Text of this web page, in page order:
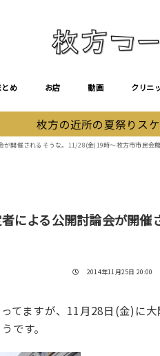
とめ お店 動画 クリニ
枚方の近所の夏祭りス
開催されるそうな。11/28(金)19時〜枚方市市民会館
による公開討論会が開催
投稿日
2014年11月25日 20:00
てますが、11月28日(金)に
です。